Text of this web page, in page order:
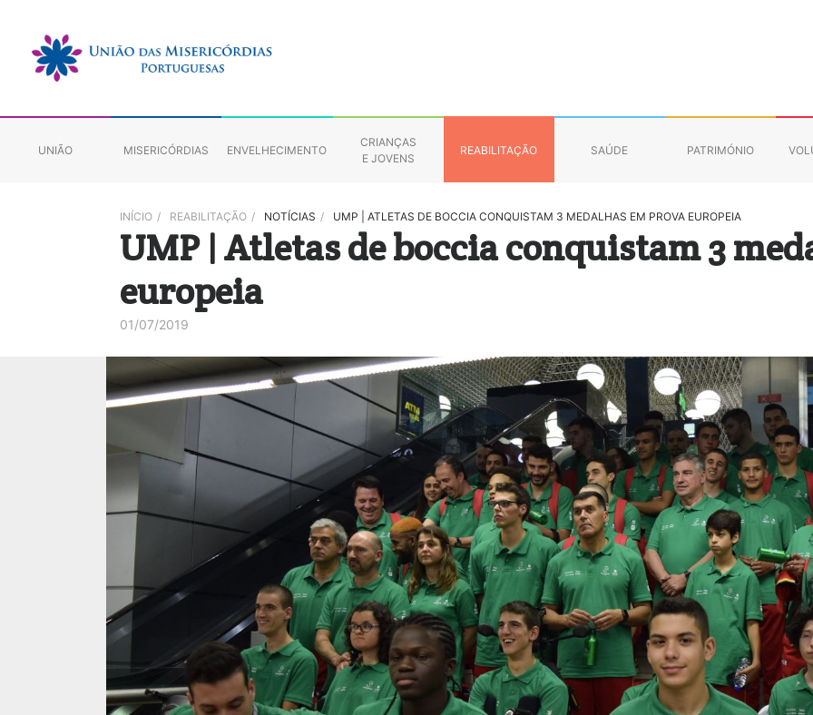
UNIÃO MISERICÓRDIAS ENVELHECIMENTO
CRIANÇAS
E JOVENS
REABILITAÇÃO SAÚDE PATRIMÓNIO
INÍCIO / REABILITAÇÃO / NOTÍCIAS / UMP | ATLETAS DE BOCCIA CONQUISTAM 3 MEDALHAS EM PROVA EUROPEIA
UMP | Atletas de boccia conquistam 3
europeia
01/07/2019